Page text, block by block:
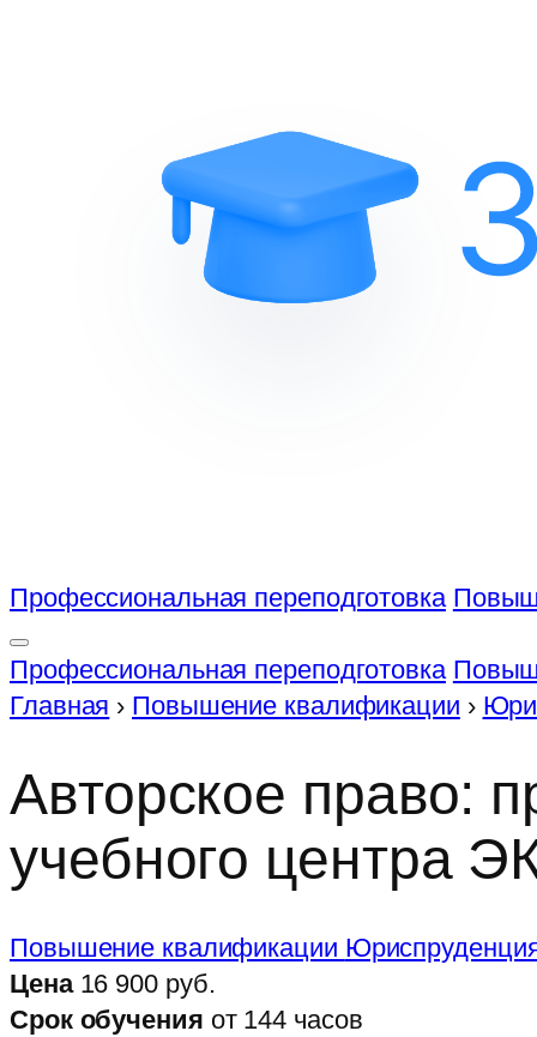
Профессиональная переподготовка
Профессиональная переподготовка
Главная › Повышение квалификации ›
Авторское право:
учебного центра
Повышение квалификации
Цена 16 900 руб.
Срок обучения от 144 часов